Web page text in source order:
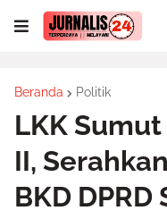
Beranda Politik
LKK
II,
BKD